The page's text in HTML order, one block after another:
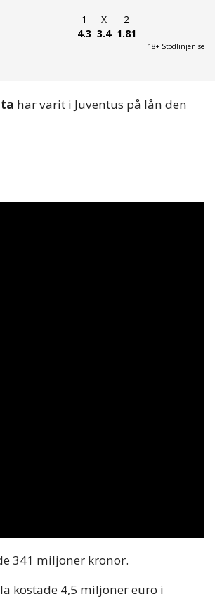
1
4.3
X
3.4
2
1.81
18+ Stödlinjen.se
har varit i Juventus på lån den
341 miljoner kronor.
kostade 4,5 miljoner euro i